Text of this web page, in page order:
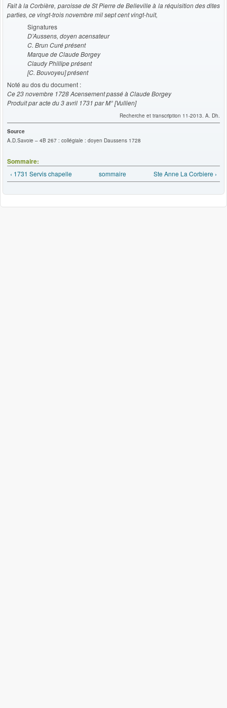
Fait à la Corbière, paroisse de St Pierre de Belleville à la réquisition des dites
parties, ce vingt-trois novembre mil sept cent vingt-huit,
Signatures
D’Aussens, doyen acensateur
C. Brun Curé présent
Marque de Claude Borgey
Claudy Phillipe présent
[C. Bouvoyeu] présent
Noté au dos du document :
Ce 23 novembre 1728 Acensement passé à Claude Borgey
Produit par acte du 3 avril 1731 par M° [Vullien]
Recherche et transcription 11-2013. A. Dh.
Source
A.D.Savoie – 4B 267 : collégiale : doyen Daussens 1728
Sommaire:
‹ 1731 Servis chapelle sommaire Ste Anne La Corbiere ›